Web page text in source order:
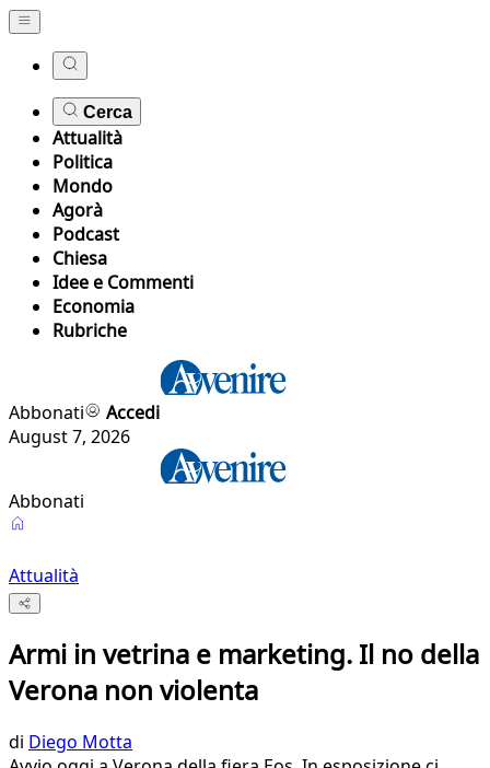
Cerca
Attualità
Politica
Mondo
Agorà
Podcast
Chiesa
Idee e Commenti
Economia
Rubriche
Abbonati
Accedi
August 7, 2026
Abbonati
Attualità
Armi in vetrina e marketing. Il no della
Verona non violenta
di Diego Motta